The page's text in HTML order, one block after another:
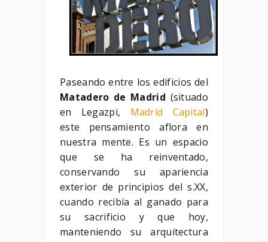
Paseando entre los edificios del
Matadero de Madrid (situado
en Legazpi, Madrid Capital)
este pensamiento aflora en
nuestra mente. Es un espacio
que se ha reinventado,
conservando su apariencia
exterior de principios del s.XX,
cuando recibía al ganado para
su sacrificio y que hoy,
manteniendo su arquitectura